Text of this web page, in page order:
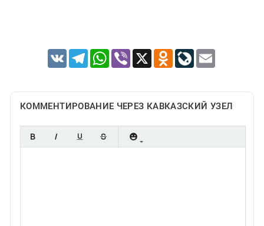
VK TelegramWhatsApp
Viber X Odnoklassniki
LiveJournal
Email
КОММЕНТИРОВАНИЕ ЧЕРЕЗ КАВКАЗСКИЙ УЗЕЛ